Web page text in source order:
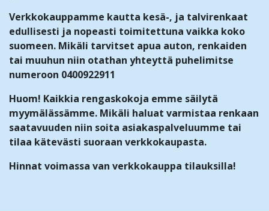
Verkkokauppamme kautta kesä-, ja talvirenkaat
edullisesti ja nopeasti toimitettuna vaikka koko
suomeen. Mikäli tarvitset apua auton, renkaiden
tai muuhun niin otathan yhteyttä puhelimitse
numeroon 0400922911
Huom! Kaikkia rengaskokoja emme säilytä
myymälässämme. Mikäli haluat varmistaa renkaan
saatavuuden niin soita asiakaspalveluumme tai
tilaa kätevästi suoraan verkkokaupasta.
Hinnat voimassa van verkkokauppa tilauksilla!